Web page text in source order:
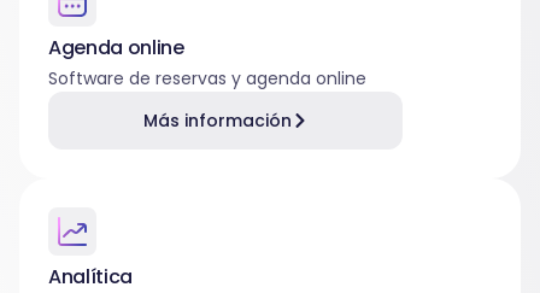
Agenda online
Software de reservas y agenda online
Más información
Analítica